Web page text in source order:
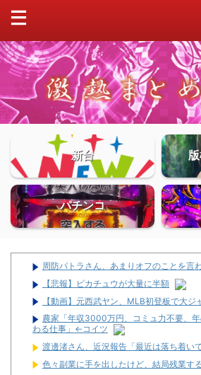
新台
パチンコ
周防パトラさん、あまりオフのことを言
【悲報】ピカチュウが大量に半額
【動画】元西武ヤン、MLB初登板で大ジ
農家「年収3000万円、コミュ力不要、
わる仕事」←コイツ
渡邊渚さん、近況報告「最近は落ち着い
色々副業に手を出したけど、結局残業す